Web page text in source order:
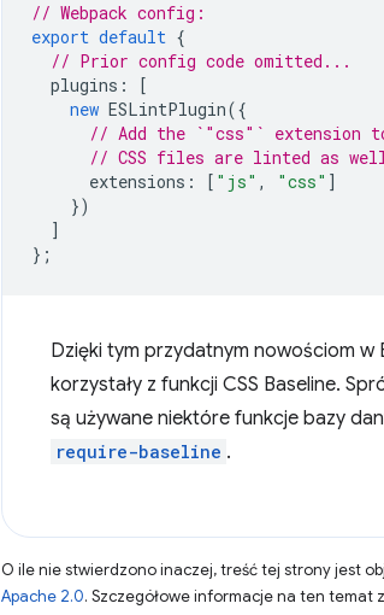
// Webpack config:
export default {
// Prior config code omitted...
plugins :
[
new ESLintPlugin({
// Add the `"css"` extension
// CSS files are linted as
extensions : [ "js" , "css" ]
})
]
};
Dzięki tym przydatnym nowościom w
korzystały z funkcji CSS Baseline.
są używane niektóre funkcje bazy
require-baseline .
O ile nie stwierdzono inaczej, treść tej strony jest
Apache 2.0. Szczegółowe informacje na ten temat